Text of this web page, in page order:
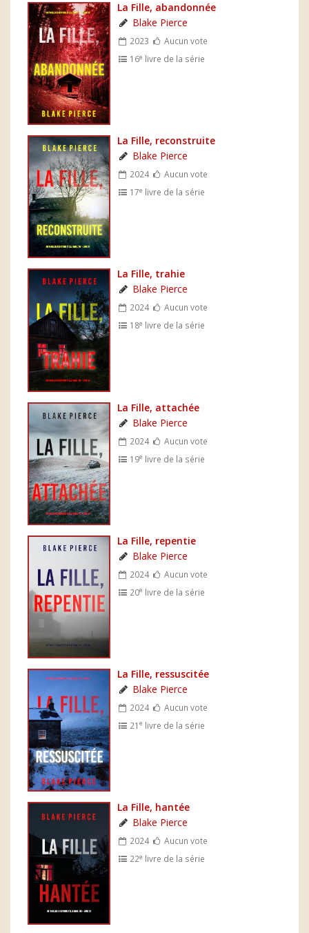
La Fille, abandonnée
Blake Pierce
2023
Aucun vote
16e livre de la série
La Fille, reconstruite
Blake Pierce
2024
Aucun vote
17e livre de la série
La Fille, trahie
Blake Pierce
2024
Aucun vote
18e livre de la série
La Fille, attachée
Blake Pierce
2024
Aucun vote
19e livre de la série
La Fille, repentie
Blake Pierce
2024
Aucun vote
20e livre de la série
La Fille, ressuscitée
Blake Pierce
2024
Aucun vote
21e livre de la série
La Fille, hantée
Blake Pierce
2024
Aucun vote
22e livre de la série